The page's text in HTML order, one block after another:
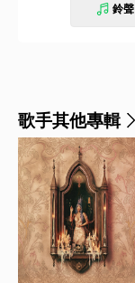
鈴聲
歌手其他專輯